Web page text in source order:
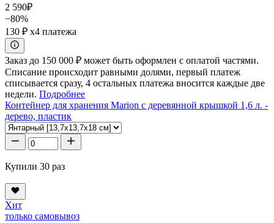
2 590₽
−80%
130 ₽ x4 платежа
Заказ до 150 000 ₽ может быть оформлен с оплатой частями.
Списание происходит равными долями, первый платеж
списывается сразу, 4 остальных платежа вносится каждые две
недели. Подробнее
Контейнер для хранения Marion с деревянной крышкой 1,6 л. -
дерево, пластик
Купили 30 раз
Хит
только самовывоз